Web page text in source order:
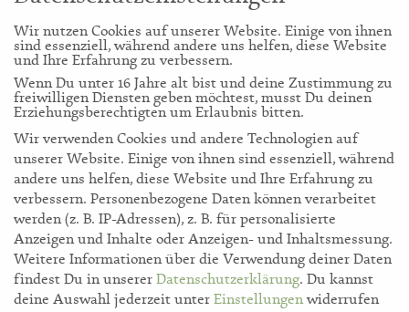
storl.de
Akademie
Wir nutzen Cookies auf unserer Website. Einige von ihnen
sind essenziell, während andere uns helfen, diese Website
und Ihre Erfahrung zu verbessern.
Wenn Du unter 16 Jahre alt bist und deine Zustimmung zu
freiwilligen Diensten geben möchtest, musst Du deinen
Erziehungsberechtigten um Erlaubnis bitten.
Wir verwenden Cookies und andere Technologien auf
unserer Website. Einige von ihnen sind essenziell, während
andere uns helfen, diese Website und Ihre Erfahrung zu
verbessern. Personenbezogene Daten können verarbeitet
werden (z. B. IP-Adressen), z. B. für personalisierte
Anzeigen und Inhalte oder Anzeigen- und Inhaltsmessung.
Weitere Informationen über die Verwendung deiner Daten
findest Du in unserer Datenschutzerklärung. Du kannst
deine Auswahl jederzeit unter Einstellungenwiderrufen